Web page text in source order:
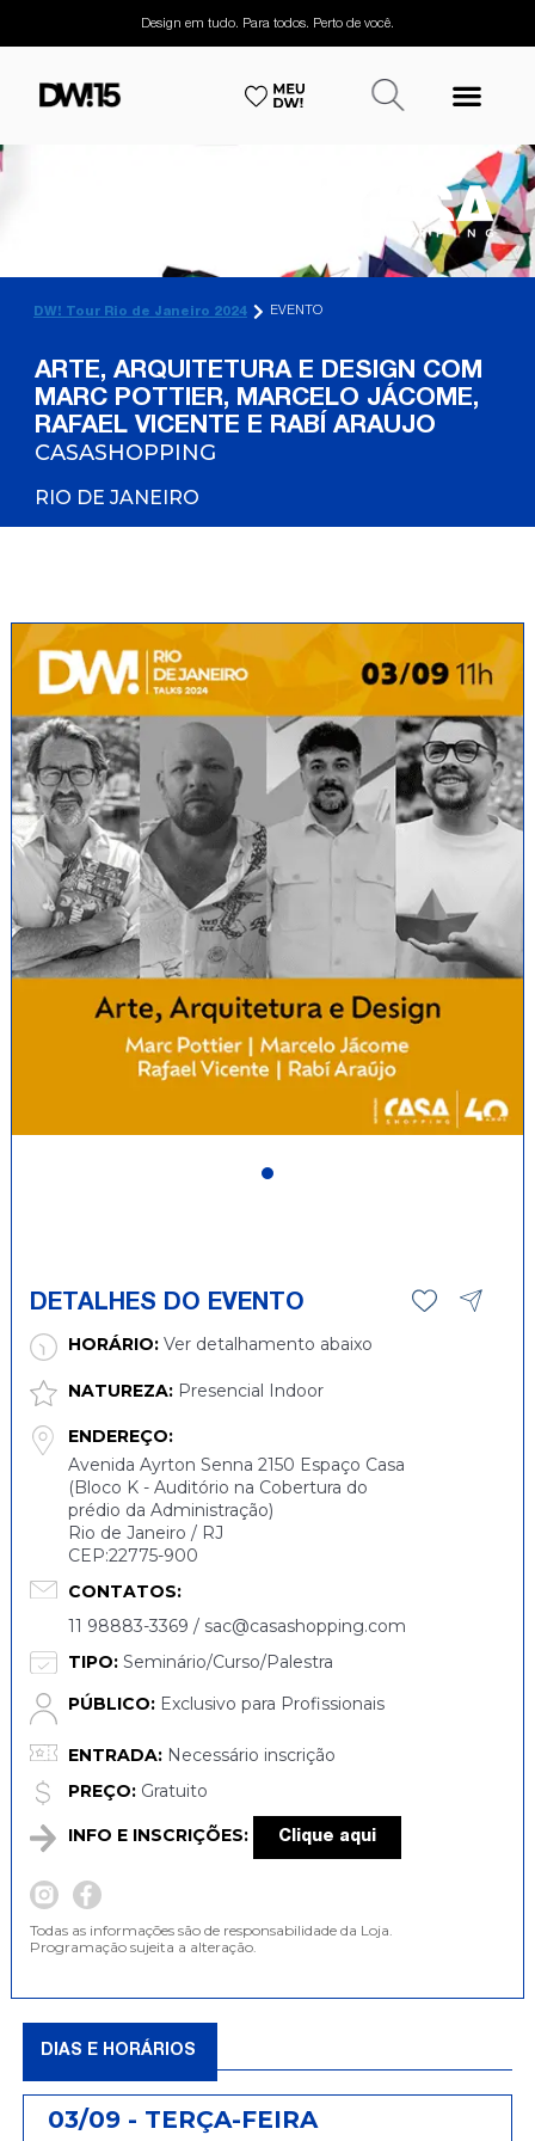
Design em tudo. Para todos. Perto de você.
DW! Tour Rio de Janeiro 2024 EVENTO
ARTE, ARQUITETURA E DESIGN COM
MARC POTTIER, MARCELO JÁCOME,
RAFAEL VICENTE E RABÍ ARAUJO
CASASHOPPING
RIO DE JANEIRO
DETALHES DO EVENTO
HORÁRIO:Ver detalhamento abaixo
NATUREZA:Presencial Indoor
ENDEREÇO:
Avenida Ayrton Senna 2150 Espaço Casa
(Bloco K - Auditório na Cobertura do
prédio da Administração)
Rio de Janeiro / RJ
CEP:22775-900
CONTATOS:
11 98883-3369 / sac@casashopping.com
TIPO:Seminário/Curso/Palestra
PÚBLICO:Exclusivo para Profissionais
ENTRADA:Necessário inscrição
PREÇO:Gratuito
INFO E INSCRIÇÕES: Clique aqui
Todas as informações são de responsabilidade da Loja.
Programação sujeita a alteração.
DIAS E HORÁRIOS
03/09 - TERÇA-FEIRA